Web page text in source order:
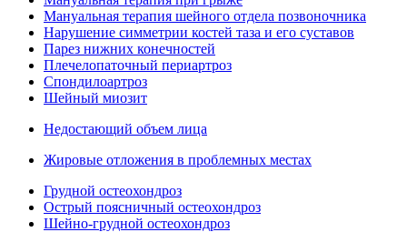
Мануальная терапия шейного отдела позвоночника
Нарушение симметрии костей таза и его суставов
Парез нижних конечностей
Плечелопаточный периартроз
Спондилоартроз
Шейный миозит
Недостающий объем лица
Жировые отложения в проблемных местах
Грудной остеохондроз
Острый поясничный остеохондроз
Шейно-грудной остеохондроз